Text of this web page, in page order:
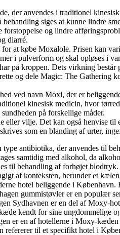
der anvendes i traditionel
siges at kunne lindre
og lindre
diarré.
at købe Moxalole. Prisen kan
i pulverform og skal opløses i
på kroppen. Dets virkning
og dele Magic: The Gathering
ved navn Moxi, der er
kinesisk medicin, hvor
på forskellige måder.
eller vilje. Det kan også henvise
som en blanding af urter,
antibiotika, der anvendes til
samtidig med alkohol, da
til behandling af forhøjet
af konteksten, herunder et
hotel beliggende i
gummistøvler er en populær
Sydhavnen er en del af Moxy-
kendt for sine ungdommelige
er en af hotellerne i Moxy-
refererer til et specifikt hotel i